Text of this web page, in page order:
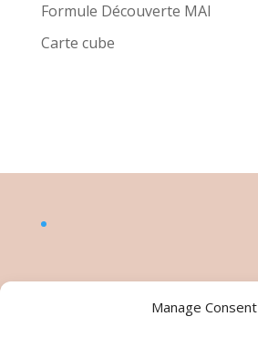
Manage Consent
Formule Découverte MAI
Carte cube